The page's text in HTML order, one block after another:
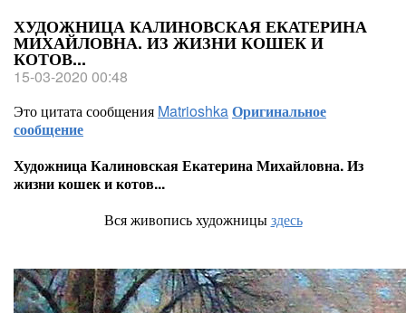
ХУДОЖНИЦА КАЛИНОВСКАЯ ЕКАТЕРИНА
МИХАЙЛОВНА. ИЗ ЖИЗНИ КОШЕК И
КОТОВ...
15-03-2020 00:48
Это цитата сообщения MatrioshkaОригинальное
сообщение
Художница Калиновская Екатерина Михайловна. Из
жизни кошек и котов...
Вся живопись художницыздесь